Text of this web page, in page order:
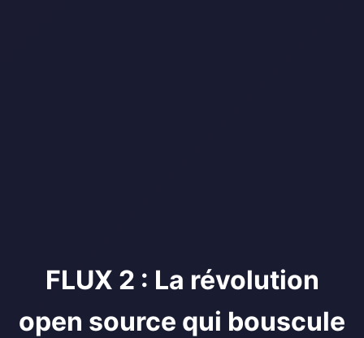
FLUX 2 : La révolution
open source qui bouscule